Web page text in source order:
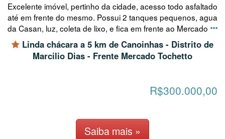
Excelente imóvel, pertinho da cidade, acesso todo asfaltado
até em frente do mesmo. Possui 2 tanques pequenos, agua
da Casan, luz, coleta de lixo, e fica em frente ao Mercado
Linda chácara a 5 km de Canoinhas - Distrito de
Marcilio Dias - Frente Mercado Tochetto
R$300.000,00
Saiba mais »